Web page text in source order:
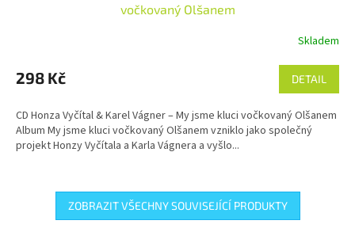
vočkovaný Olšanem
Skladem
298 Kč DETAIL
CD Honza Vyčítal & Karel Vágner – My jsme kluci vočkovaný Olšanem
Album My jsme kluci vočkovaný Olšanem vzniklo jako společný
projekt Honzy Vyčítala a Karla Vágnera a vyšlo...
ZOBRAZIT VŠECHNY SOUVISEJÍCÍ PRODUKTY